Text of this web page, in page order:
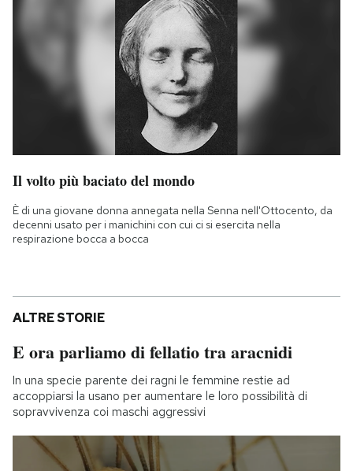
Il volto più baciato del mondo
È di una giovane donna annegata nella Senna nell'Ottocento, da
decenni usato per i manichini con cui ci si esercita nella
respirazione bocca a bocca
ALTRE STORIE
E ora parliamo di fellatio tra aracnidi
In una specie parente dei ragni le femmine restie ad
accoppiarsi la usano per aumentare le loro possibilità di
sopravvivenza coi maschi aggressivi